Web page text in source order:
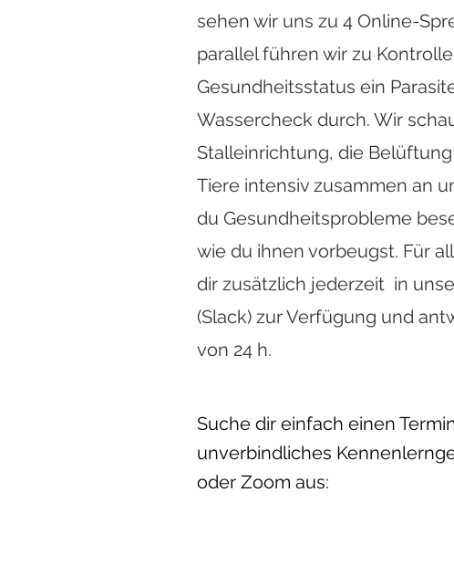
FAQ´s
Auf welcher
Du bekommst
Meeting. Dort
besprechen.
Welche
Du benötigst
bekommst du
unseren
3 Intensiv
sehen wir uns zu 4 Online-
parallel führen wir zu
Gesundheitsstatus ein
Wassercheck durch. Wir
Stalleinrichtung, die
Tiere intensiv zusammen an
du Gesundheitsprobleme
wie du ihnen vorbeugst. Für
dir zusätzlich jederzeit in
(Slack) zur Verfügung und
von 24 h.
Suche dir einfach einen
unverbindliches
oder Zoom aus: